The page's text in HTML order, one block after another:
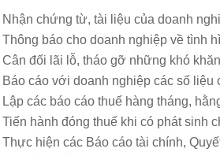
Nhận chứng từ, tài liệu của doanh
Thông báo cho doanh nghiệp về tình
Cân đối lãi lỗ, tháo gỡ những khó
Báo cáo với doanh nghiệp các số
Lập các báo cáo thuế hàng tháng,
Tiến hành đóng thuế khi có phát sinh
Thực hiện các Báo cáo tài chính,